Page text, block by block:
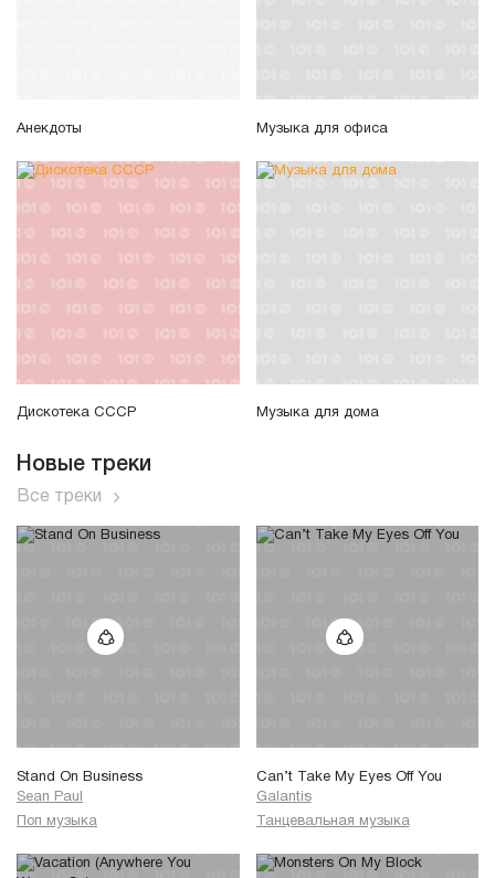
Анекдоты Музыка для офиса
Дискотека СССР Музыка для дома
Новые треки
Все треки
Stand On Business
Sean Paul
Поп музыка
Can’t Take My Eyes Off You
Galantis
Танцевальная музыка